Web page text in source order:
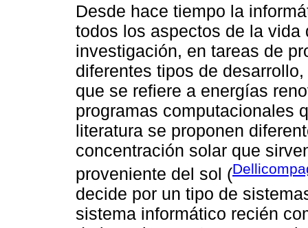
Desde hace tiempo la
todos los aspectos de la
investigación, en tareas de
diferentes tipos de
que se refiere a energías
programas computacionales
literatura se proponen
concentración solar que
proveniente del sol (
decide por un tipo de
sistema informático recién